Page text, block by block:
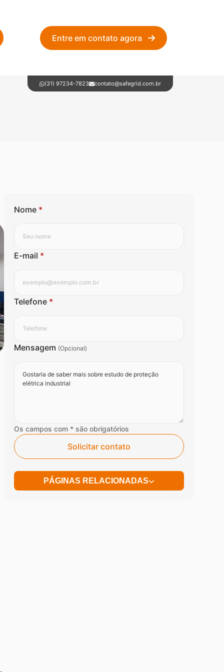
Entre em contato agora
(31) 97234-7823 contato@safegrid.com.br
Nome *
E-mail *
Telefone *
Mensagem (Opcional)
Os campos com * são obrigatórios
Solicitar contato
PÁGINAS RELACIONADAS